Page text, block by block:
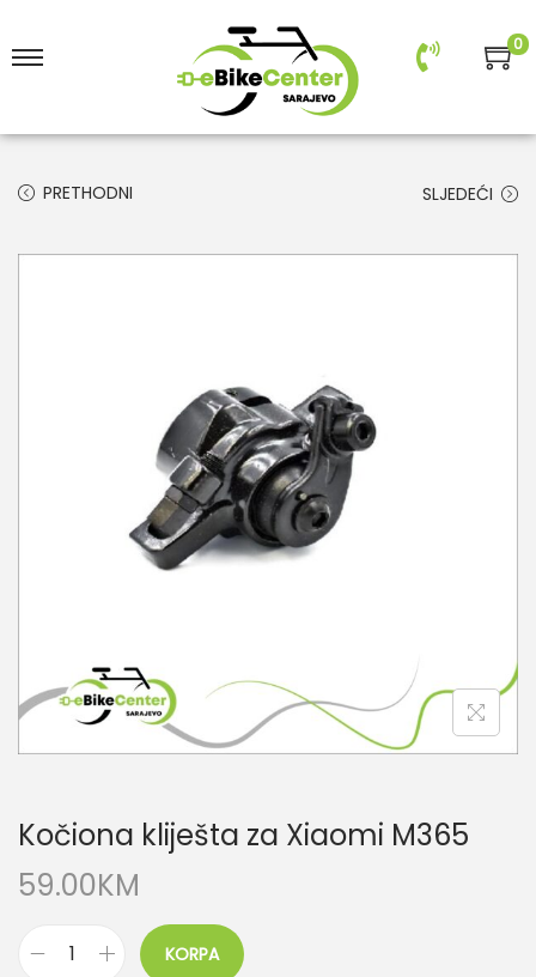
0
PRETHODNI SLJEDEĆI
Kočiona kliješta za Xiaomi M365
59.00KM
KORPA